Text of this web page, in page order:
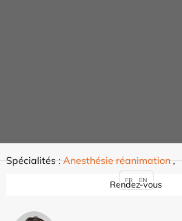
Spécialités :Anesthésie réanimation,
Rendez-vous
FR EN